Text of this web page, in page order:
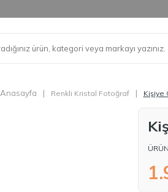
Anasayfa | Renkli Kristal Fotoğraf | Kişiye